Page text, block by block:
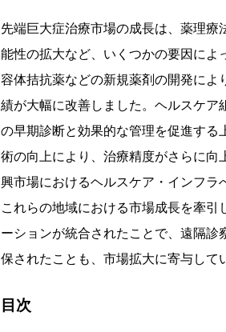
先端巨大症治療市場の成長は、薬理
能性の拡大など、いくつかの要因に
容体拮抗薬などの新規薬剤の開発に
績が大幅に改善しました。ヘルスケ
の早期診断と効果的な管理を促進す
術の向上により、治療精度がさらに
興市場におけるヘルスケア・インフラ
これらの地域における市場成長を牽
ーションが統合されたことで、遠隔
保されたことも、市場拡大に寄与して
目次